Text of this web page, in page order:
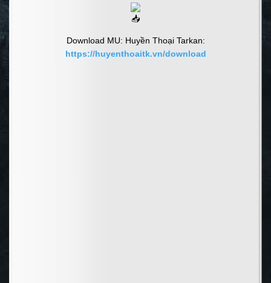
Download MU: Huyền Thoại Tarkan:
https://huyenthoaitk.vn/download